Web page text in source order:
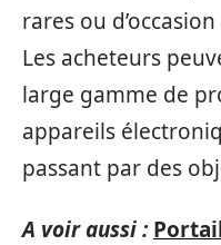
rares ou
Les acheteurs
large gamme de
appareils
passant par des
A voir aussi :